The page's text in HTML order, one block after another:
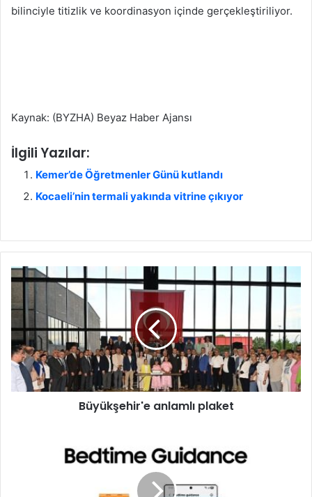
bilinciyle titizlik ve koordinasyon içinde gerçekleştiriliyor.
Kaynak: (BYZHA) Beyaz Haber Ajansı
İlgili Yazılar:
Kemer’de Öğretmenler Günü kutlandı
Kocaeli’nin termali yakında vitrine çıkıyor
B
y
k
ş
e
i
Büyükşehir'e anlamlı plaket